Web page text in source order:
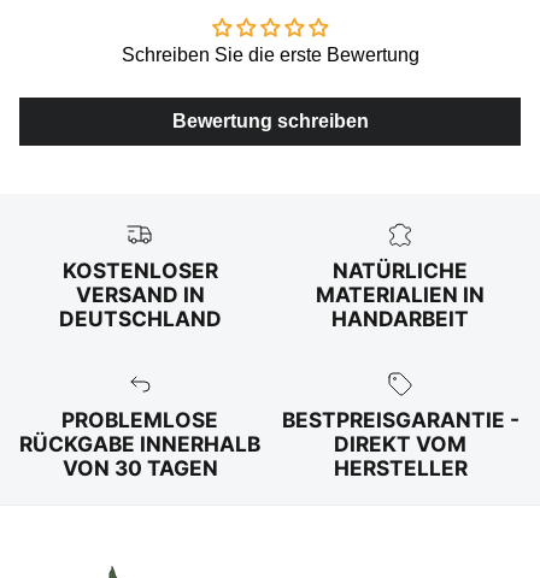
Schreiben Sie die erste Bewertung
Bewertung schreiben
KOSTENLOSER
VERSAND IN
DEUTSCHLAND
NATÜRLICHE
MATERIALIEN IN
HANDARBEIT
PROBLEMLOSE
RÜCKGABE INNERHALB
VON 30 TAGEN
BESTPREISGARANTIE -
DIREKT VOM
HERSTELLER